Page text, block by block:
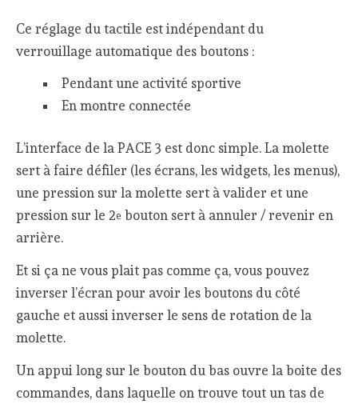
Ce réglage du tactile est indépendant du
verrouillage automatique des boutons :
Pendant une activité sportive
En montre connectée
L’interface de la PACE 3 est donc simple. La molette
sert à faire défiler (les écrans, les widgets, les menus),
une pression sur la molette sert à valider et une
pression sur le 2e bouton sert à annuler / revenir en
arrière.
Et si ça ne vous plait pas comme ça, vous pouvez
inverser l’écran pour avoir les boutons du côté
gauche et aussi inverser le sens de rotation de la
molette.
Un appui long sur le bouton du bas ouvre la boite des
commandes, dans laquelle on trouve tout un tas de